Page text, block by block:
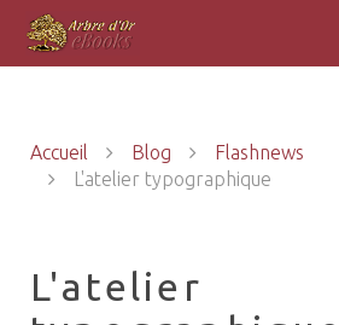
Accueil Blog
Flashnews
L'atelier typographique
L'atelier